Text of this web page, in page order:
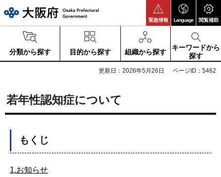
緊急情報 Language 閲覧補助
分類から探す 目的から探す 組織から探す
キーワードから
探す
更新日：2026年5月26日 ページID：5462
若年性認知症について
もくじ
1.お知らせ